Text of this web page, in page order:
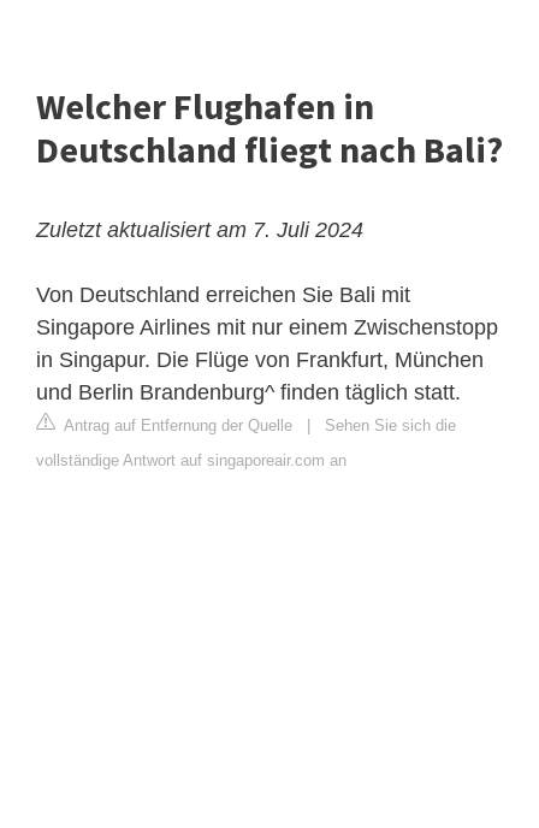
Welcher Flughafen in
Deutschland fliegt nach Bali?
Zuletzt aktualisiert am 7. Juli 2024
Von Deutschland erreichen Sie Bali mit
Singapore Airlines mit nur einem Zwischenstopp
in Singapur. Die Flüge von Frankfurt, München
und Berlin Brandenburg^ finden täglich statt.
Antrag auf Entfernung der Quelle
Sehen Sie sich die
vollständige Antwort auf singaporeair.com an